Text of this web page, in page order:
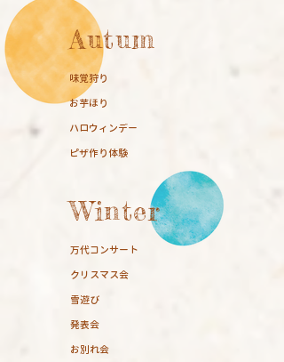
Autum
味覚狩り
お芋ほり
ハロウィンデー
​ピザ作り体験
Winter
万代コンサート
クリスマス会
雪遊び
発表会
お別れ会